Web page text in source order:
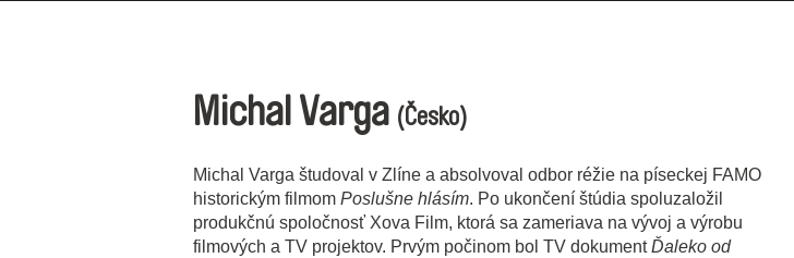
Michal Varga (Česko)
Michal Varga študoval v Zlíne a absolvoval odbor réžie na píseckej FAMO
historickým filmom Poslušne hlásím. Po ukončení štúdia spoluzaložil
produkčnú spoločnosť Xova Film, ktorá sa zameriava na vývoj a výrobu
filmových a TV projektov. Prvým počinom bol TV dokumentĎaleko od